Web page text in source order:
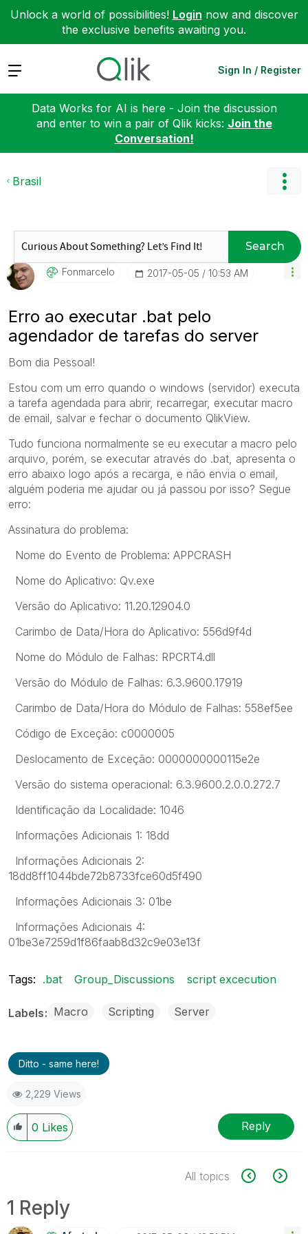
Unlock a world of possibilities! Login now and discover
the exclusive benefits awaiting you.
Expand Sign In / Register
Data Works for AI is here - Join the discussion
and enter to win a pair of Qlik kicks: Join the
Conversation!
Brasil
Search
Fonmarcelo ‎2017-05-05 10:53 AM
Erro ao executar .bat pelo
agendador de tarefas do server
Bom dia Pessoal!
Estou com um erro quando o windows (servidor) executa
a tarefa agendada para abrir, recarregar, executar macro
de email, salvar e fechar o documento QlikView.
Tudo funciona normalmente se eu executar a macro pelo
arquivo, porém, se executar através do .bat, apresenta o
erro abaixo logo após a recarga, e não envia o email,
alguém poderia me ajudar ou já passou por isso? Segue
erro:
Assinatura do problema:
Nome do Evento de Problema: APPCRASH
Nome do Aplicativo: Qv.exe
Versão do Aplicativo: 11.20.12904.0
Carimbo de Data/Hora do Aplicativo: 556d9f4d
Nome do Módulo de Falhas: RPCRT4.dll
Versão do Módulo de Falhas: 6.3.9600.17919
Carimbo de Data/Hora do Módulo de Falhas: 558ef5ee
Código de Exceção: c0000005
Deslocamento de Exceção: 0000000000115e2e
Versão do sistema operacional: 6.3.9600.2.0.0.272.7
Identificação da Localidade: 1046
Informações Adicionais 1: 18dd
Informações Adicionais 2:
18dd8ff1044bde72b8733fce60d5f490
Informações Adicionais 3: 01be
Informações Adicionais 4:
01be3e7259d1f86faab8d32c9e03e13f
Tags: .bat Group_Discussions script excecution
Labels Macro Scripting Server
Ditto - same here!
2,229 Views
0 Likes Reply
All topics
1 Reply